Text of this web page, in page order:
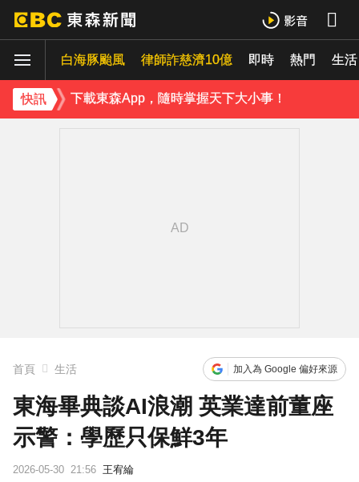
白海豚颱風 律師詐慈濟10億 即時 熱門 生活
快訊
下載東森App，隨時掌握天下大小事！
《理財達人秀》X 安聯投信免費講座報名中！搶先卡位 2027
下載東森App，隨時掌握天下大小事！
首頁 生活 加入為 Google 偏好來源
東海畢典談AI浪潮 英業達前董座
示警：學歷只保鮮3年
2026-05-30 21:56 王宥綸